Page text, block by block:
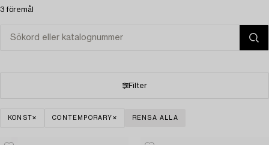
3 föremål
Filter
KONST CONTEMPORARY RENSA ALLA